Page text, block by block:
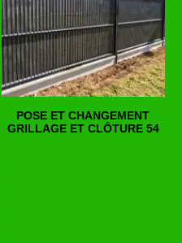
POSE ET CHANGEMENT
GRILLAGE ET CLÔTURE 54